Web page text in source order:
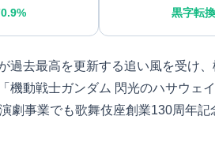
黒字転換
過去最高を更新する追い風を受け
機動戦士ガンダム 閃光のハサウェ
劇事業でも歌舞伎座創業130周年記